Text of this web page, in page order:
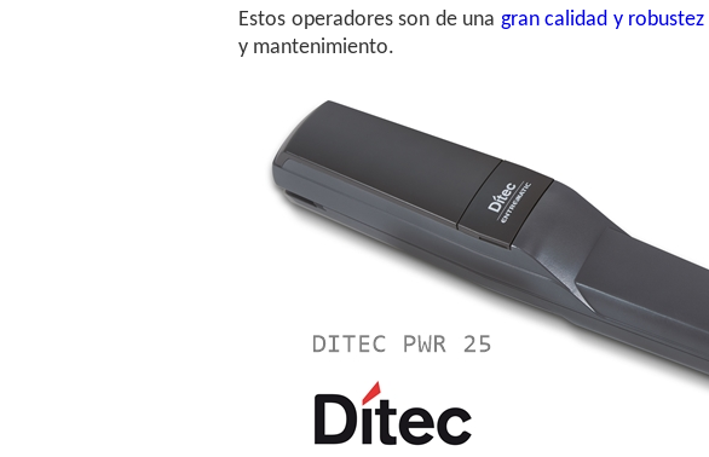
Estos operadores son de una gran calidad y robustez
y mantenimiento.